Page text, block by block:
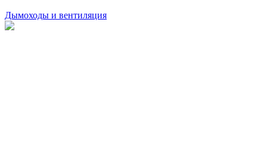
Дымоходы и вентиляция